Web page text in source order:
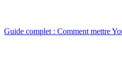
Guide complet : Comment mettre